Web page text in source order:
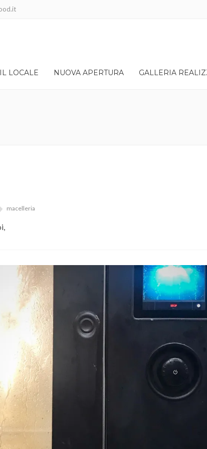
LOCALE NUOVA APERTURA GALLERIA
macelleria